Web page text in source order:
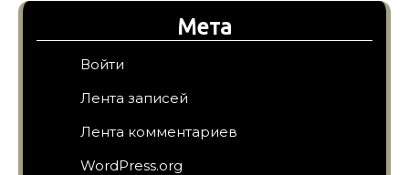
Мета
Войти
Лента записей
Лента комментариев
WordPress.org